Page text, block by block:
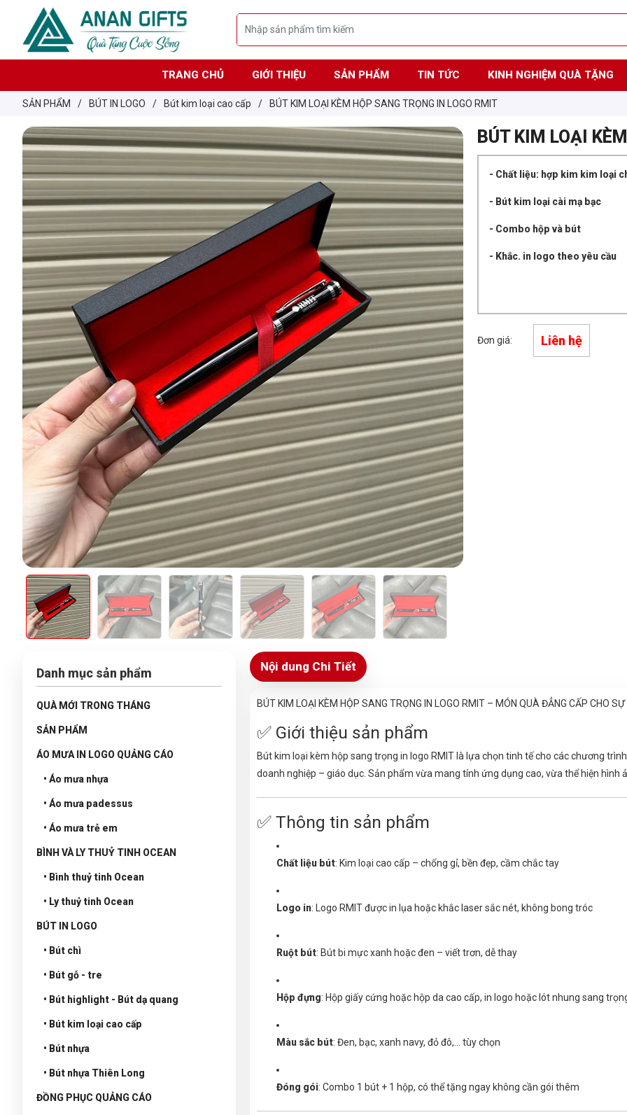
TRANG CHỦ GIỚI THIỆU SẢN PHẨM TIN TỨC KINH NGHIỆM QUÀ TẶNG
SẢN PHẨM / BÚT IN LOGO / Bút kim loại cao cấp / BÚT KIM LOẠI KÈM HỘP SANG TRỌNG IN LOGO RMIT
BÚT KIM LOẠI
- Chất liệu: hợp kim kim loại
- Bút kim loại cài mạ bạc
- Combo hộp và bút
- Khắc. in logo theo yêu cầu
Đơn giá: Liên hệ
Danh mục sản phẩm
QUÀ MỚI TRONG THÁNG
SẢN PHẨM
ÁO MƯA IN LOGO QUẢNG CÁO
• Áo mưa nhựa
• Áo mưa padessus
• Áo mưa trẻ em
BÌNH VÀ LY THUỶ TINH OCEAN
• Bình thuỷ tinh Ocean
• Ly thuỷ tinh Ocean
BÚT IN LOGO
• Bút chì
• Bút gỗ - tre
• Bút highlight - Bút dạ quang
• Bút kim loại cao cấp
• Bút nhựa
• Bút nhựa Thiên Long
ĐỒNG PHỤC QUẢNG CÁO
Nội dung Chi Tiết
BÚT KIM LOẠI KÈM HỘP SANG TRỌNG IN LOGO RMIT – MÓN QUÀ ĐẲNG CẤP CHO SỰ
✅ Giới thiệu sản phẩm
Bút kim loại kèm hộp sang trọng in logo RMIT là lựa chọn tinh tế cho các chương
doanh nghiệp – giáo dục. Sản phẩm vừa mang tính ứng dụng cao, vừa thể hiện hình
✅ Thông tin sản phẩm
Chất liệu bút: Kim loại cao cấp – chống gỉ, bền đẹp, cầm chắc tay
Logo in: Logo RMIT được in lụa hoặc khắc laser sắc nét, không bong tróc
Ruột bút: Bút bi mực xanh hoặc đen – viết trơn, dễ thay
Hộp đựng: Hộp giấy cứng hoặc hộp da cao cấp, in logo hoặc lót nhung sang
Màu sắc bút: Đen, bạc, xanh navy, đỏ đô,... tùy chọn
Đóng gói: Combo 1 bút + 1 hộp, có thể tặng ngay không cần gói thêm